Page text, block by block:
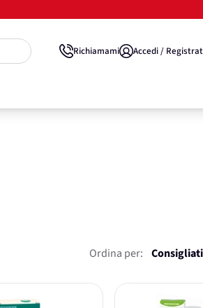
Richiamami Accedi /
Ordina per: